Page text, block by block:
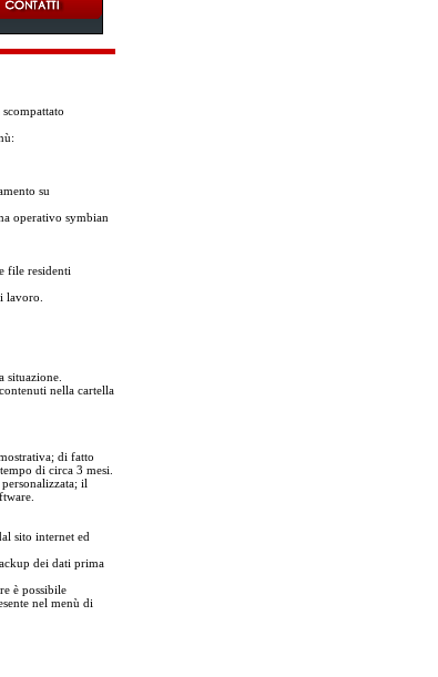
su
operativo symbian
file residenti
lavoro.
situazione.
nella cartella
di fatto
di circa 3 mesi.
il
sito internet ed
dei dati prima
è possibile
nel menù di